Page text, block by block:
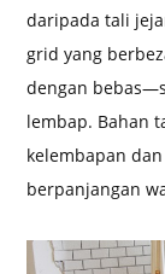
daripada tali
grid yang
dengan
lembap. Bahan
kelembapan
berpanjangan